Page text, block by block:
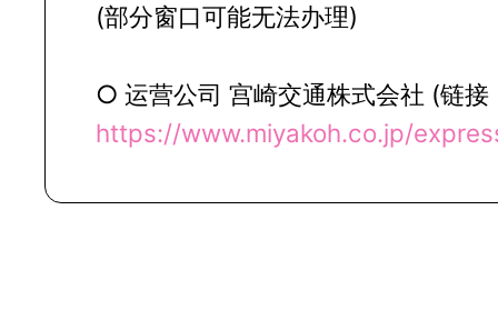
(部分窗口可能无法办理)
○ 运营公司 宫崎交通株式会社 (链接
https://www.miyakoh.co.jp/